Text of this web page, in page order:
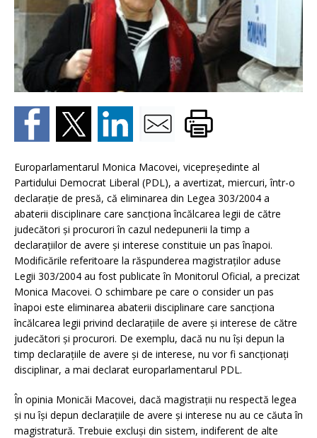
Europarlamentarul Monica Macovei, vicepreşedinte al
Partidului Democrat Liberal (PDL), a avertizat, miercuri, într-o
declaraţie de presă, că eliminarea din Legea 303/2004 a
abaterii disciplinare care sancţiona încălcarea legii de către
judecători şi procurori în cazul nedepunerii la timp a
declaraţiilor de avere şi interese constituie un pas înapoi.
Modificările referitoare la răspunderea magistraţilor aduse
Legii 303/2004 au fost publicate în Monitorul Oficial, a precizat
Monica Macovei. O schimbare pe care o consider un pas
înapoi este eliminarea abaterii disciplinare care sancţiona
încălcarea legii privind declaraţiile de avere şi interese de către
judecători şi procurori. De exemplu, dacă nu nu îşi depun la
timp declaraţiile de avere şi de interese, nu vor fi sancţionaţi
disciplinar, a mai declarat europarlamentarul PDL.
În opinia Monicăi Macovei, dacă magistraţii nu respectă legea
şi nu îşi depun declaraţiile de avere şi interese nu au ce căuta în
magistratură. Trebuie excluşi din sistem, indiferent de alte